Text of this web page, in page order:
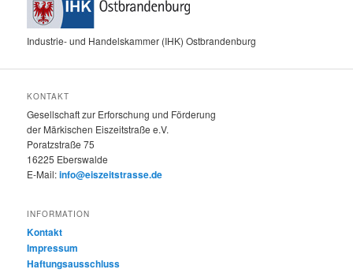
Industrie- und Handelskammer (IHK) Ostbrandenburg
KONTAKT
Gesellschaft zur Erforschung und Förderung
der Märkischen Eiszeitstraße e.V.
Poratzstraße 75
16225 Eberswalde
E-Mail:info@eiszeitstrasse.de
INFORMATION
Kontakt
Impressum
Haftungsausschluss